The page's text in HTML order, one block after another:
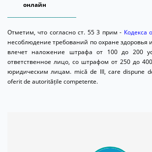
онлайн
Отметим, что согласно ст. 55 3 прим - Кодекса
несоблюдение требований по охранe здоровья
влечет наложение штрафа от 100 до 200
ответственное лицо, со штрафом от 250 до
юридическим лицам. mică de III, care dispune
oferit de autoritățile competente.